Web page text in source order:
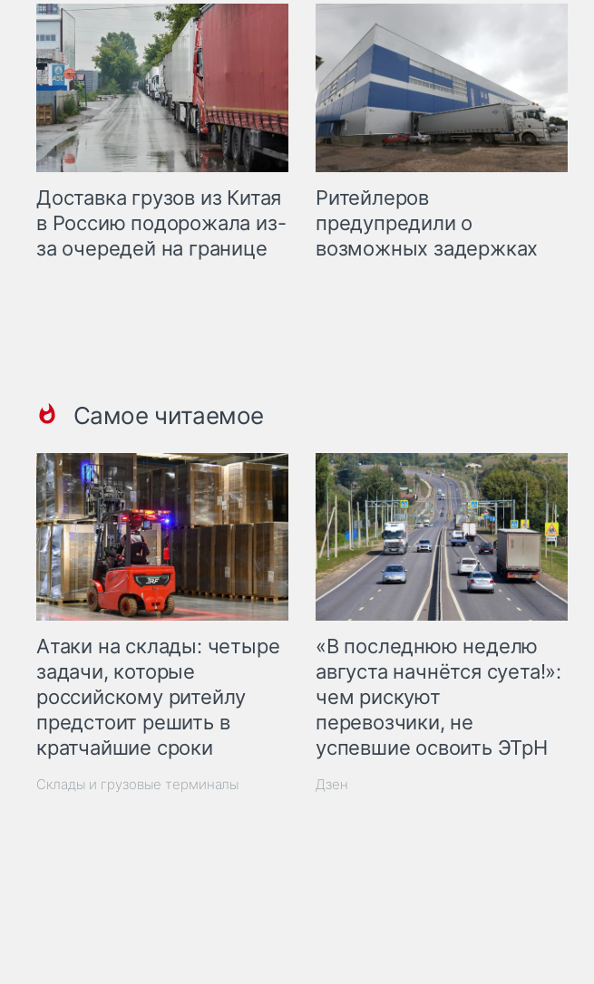
Доставка грузов из Китая
в Россию подорожала из-
за очередей на границе
Ритейлеров
предупредили о
возможных задержках
Самое читаемое
Атаки на склады: четыре
задачи, которые
российскому ритейлу
предстоит решить в
кратчайшие сроки
Склады и грузовые терминалы
«В последнюю неделю
августа начнётся суета!»:
чем рискуют
перевозчики, не
успевшие освоить ЭТрН
Дзен